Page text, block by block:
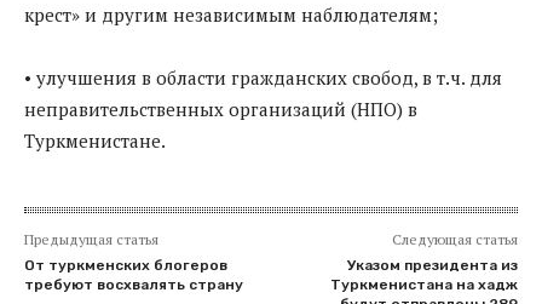
крест» и другим независимым наблюдателям;
• улучшения в области гражданских свобод, в т.ч. для
неправительственных организаций (НПО) в
Туркменистане.
Предыдущая статья
От туркменских блогеров
требуют восхвалять страну
Следующая статья
Указом президента из
Туркменистана на хадж